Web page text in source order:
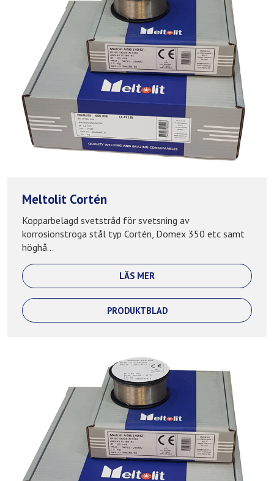
Meltolit Cortén
Kopparbelagd svetstråd för svetsning av
korrosionströga stål typ Cortén, Domex 350 etc samt
höghå...
LÄS MER
PRODUKTBLAD